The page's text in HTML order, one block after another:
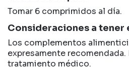
Tomar 6 comprimidos al día.
Consideraciones a tener
Los complementos
expresamente
tratamiento médico.